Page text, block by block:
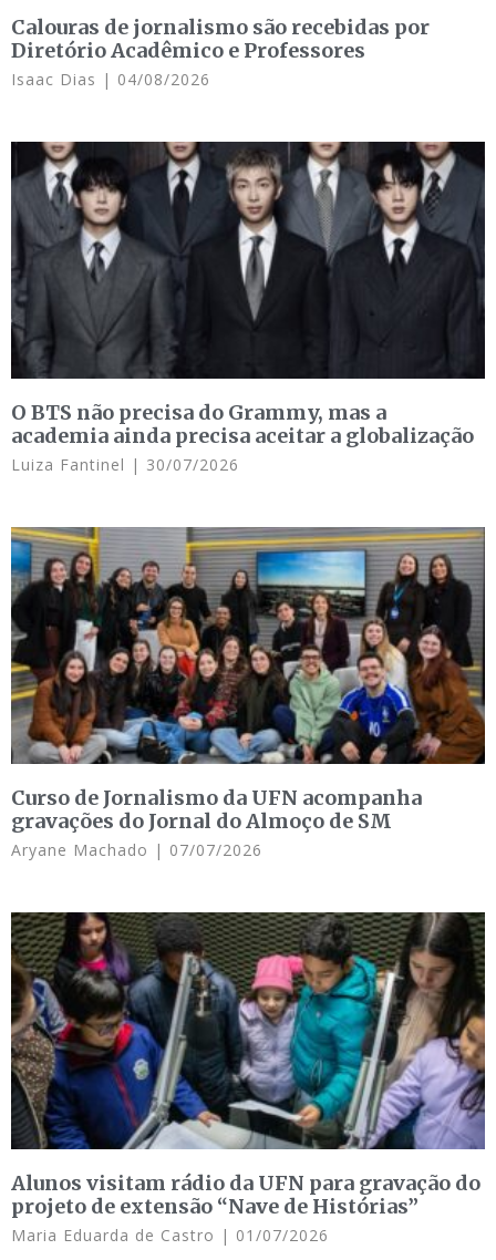
Calouras de jornalismo são recebidas por
Diretório Acadêmico e Professores
Isaac Dias 04/08/2026
O BTS não precisa do Grammy, mas a
academia ainda precisa aceitar a globalização
Luiza Fantinel 30/07/2026
Curso de Jornalismo da UFN acompanha
gravações do Jornal do Almoço de SM
Aryane Machado 07/07/2026
Alunos visitam rádio da UFN para gravação do
projeto de extensão “Nave de Histórias”
Maria Eduarda de Castro 01/07/2026